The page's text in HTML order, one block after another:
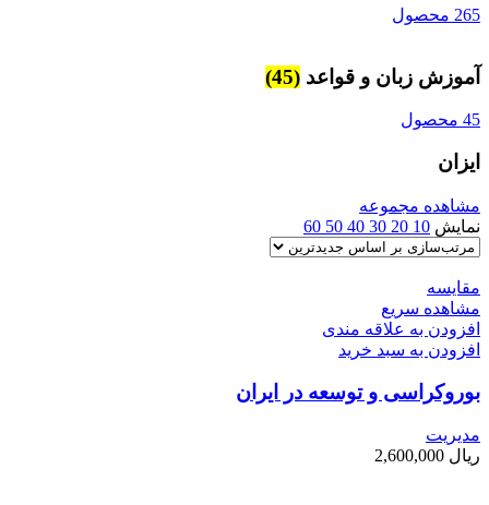
265 محصول
آموزش زبان و قواعد (45)
45 محصول
ایزان
مشاهده مجموعه
نمایش 10
20
30
40
50
60
مقایسه
مشاهده سریع
افزودن به علاقه مندی
افزودن به سبد خرید
بوروکراسی و توسعه در ایران
مديريت
ریال